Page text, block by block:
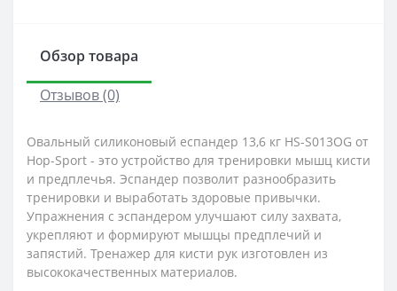
Обзор товара
Отзывов (0)
Овальный силиконовый еспандер 13,6 кг HS-S013OG от
Hop-Sport - это устройство для тренировки мышц кисти
и предплечья. Эспандер позволит разнообразить
тренировки и выработать здоровые привычки.
Упражнения с эспандером улучшают силу захвата,
укрепляют и формируют мышцы предплечий и
запястий. Тренажер для кисти рук изготовлен ​​из
высококачественных материалов.